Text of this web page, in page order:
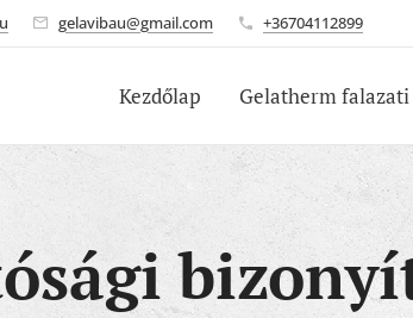
gelavibau@gmail.com +36704112899
Kezdőlap Gelatherm